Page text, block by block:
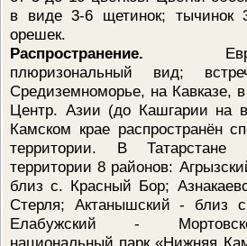
в виде 3-6 щетинок;
орешек.
Распространение. Евро-
плюризональный вид;
Средиземноморье, на Кавказе,
Центр. Азии (до Кашгарии на
Камском крае распространён
территории. В
территории 8 районов:
близ с. Красный Бор;
Стерля; Актанышский - близ
Елабужский -
национальный парк «Нижняя